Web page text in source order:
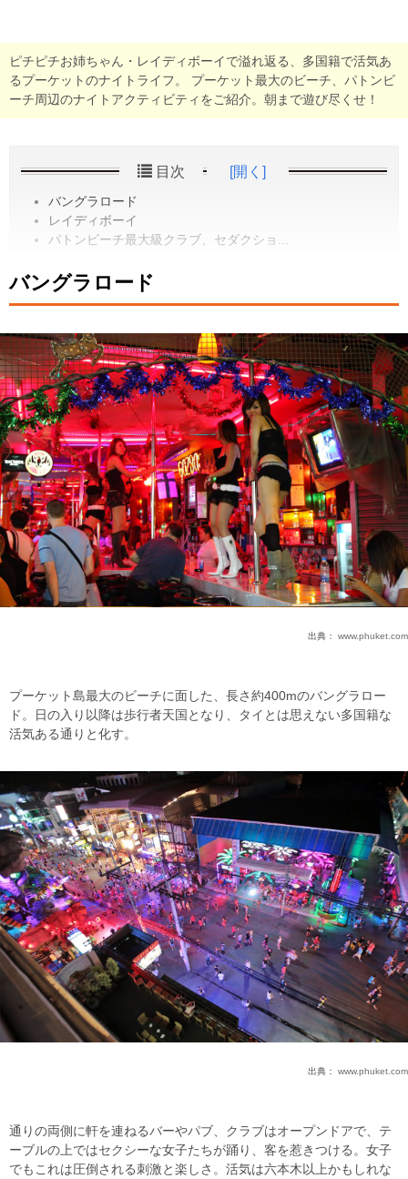
ピチピチお姉ちゃん・レイディボーイで溢れ返る、多国籍で活気あ
るプーケットのナイトライフ。 プーケット最大のビーチ、パトンビ
ーチ周辺のナイトアクティビティをご紹介。朝まで遊び尽くせ！
目次 [開く]
バングラロード
レイディボーイ
パトンビーチ最大級クラブ、セダクショ...
バングラロード
出典： www.phuket.com
プーケット島最大のビーチに面した、長さ約400mのバングラロー
ド。日の入り以降は歩行者天国となり、タイとは思えない多国籍な
活気ある通りと化す。
出典： www.phuket.com
通りの両側に軒を連ねるバーやパブ、クラブはオープンドアで、テ
ーブルの上ではセクシーな女子たちが踊り、客を惹きつける。女子
でもこれは圧倒される刺激と楽しさ。活気は六本木以上かもしれな